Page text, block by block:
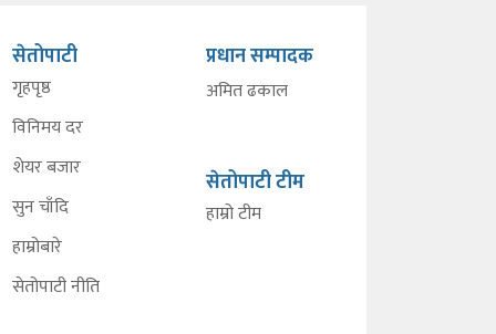
सेतोपाटी
गृहपृष्ठ
विनिमय दर
शेयर बजार
सुन चाँदि
हाम्रोबारे
सेतोपाटी नीति
प्रधान सम्पादक
अमित ढकाल
सेतोपाटी टीम
हाम्रो टीम